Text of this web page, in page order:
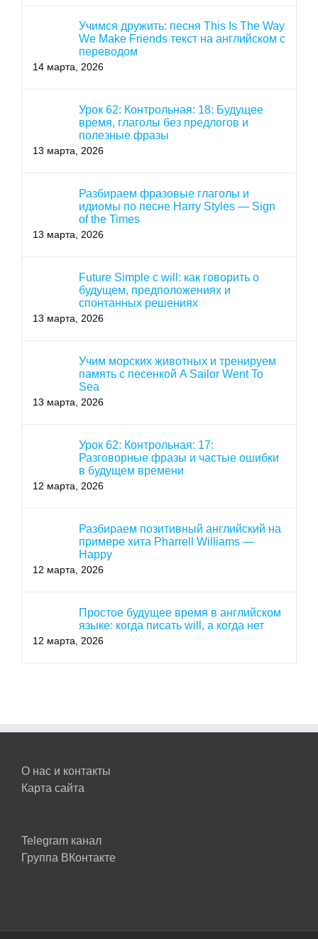
Учимся дружить: песня This Is The Way
We Make Friends текст на английском с
переводом
14 марта, 2026
Урок 62: Контрольная: 18: Будущее
время, глаголы без предлогов и
полезные фразы
13 марта, 2026
Разбираем фразовые глаголы и
идиомы по песне Harry Styles — Sign
of the Times
13 марта, 2026
Future Simple с will: как говорить о
будущем, предположениях и
спонтанных решениях
13 марта, 2026
Учим морских животных и тренируем
память с песенкой A Sailor Went To
Sea
13 марта, 2026
Урок 62: Контрольная: 17:
Разговорные фразы и частые ошибки
в будущем времени
12 марта, 2026
Разбираем позитивный английский на
примере хита Pharrell Williams —
Happy
12 марта, 2026
Простое будущее время в английском
языке: когда писать will, а когда нет
12 марта, 2026
О нас и контакты
Карта сайта
Telegram канал
Группа ВКонтакте